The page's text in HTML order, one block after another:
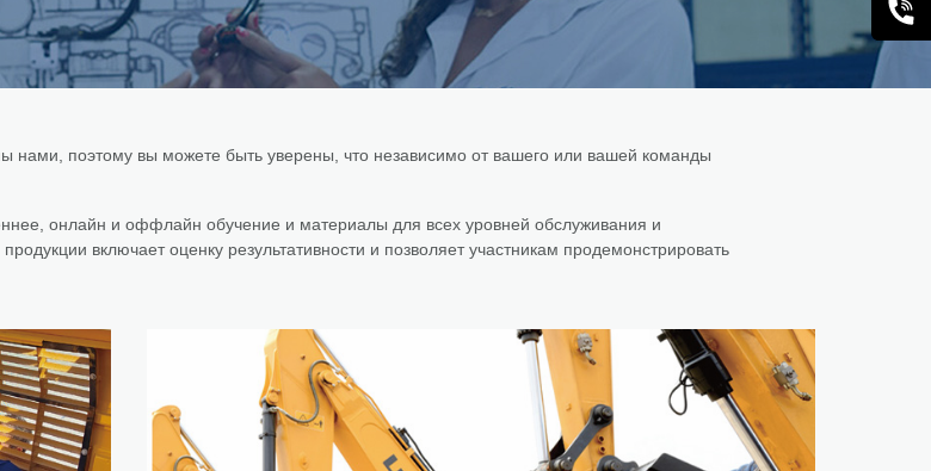
поэтому вы можете быть уверены, что независимо от вашего или вашей команды
онлайн и оффлайн обучение и материалы для всех уровней обслуживания и
включает оценку результативности и позволяет участникам продемонстрировать